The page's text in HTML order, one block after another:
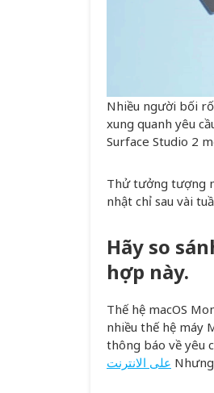
Nhiều người bối
xung quanh yêu
Surface Studio 2
Thử tưởng tượng
nhật chỉ sau vài
Hãy so
hợp này.
Thế hệ macOS
nhiều thế hệ máy
thông báo về yêu
على الانترنت